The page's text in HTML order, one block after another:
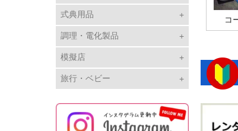
式典用品
調理・電化製品
模擬店
旅行・ベビー
コ